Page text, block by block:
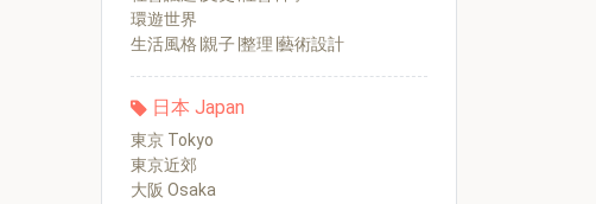
環遊世界
生活風格∣親子∣整理∣藝術設計
日本 Japan
東京 Tokyo
東京近郊
大阪 Osaka